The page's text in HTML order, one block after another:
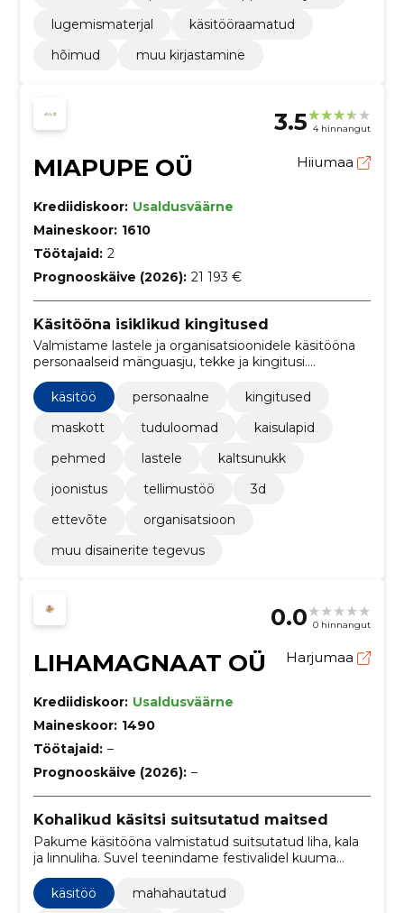
lugemismaterjal
käsitööraamatud
hõimud
muu kirjastamine
3.5 4 hinnangut
MIAPUPE OÜ Hiiumaa
Krediidiskoor: Usaldusväärne
Maineskoor: 1610
Töötajaid: 2
Prognooskäive (2026): 21 193 €
Käsitööna isiklikud kingitused
Valmistame lastele ja organisatsioonidele käsitööna
personaalseid mänguasju, tekke ja kingitusi.
Joonistusest või soovist sünnib ainulaadne meene.
käsitöö
personaalne
kingitused
maskott
tuduloomad
kaisulapid
pehmed
lastele
kaltsunukk
joonistus
tellimustöö
3d
ettevõte
organisatsioon
muu disainerite tegevus
0.0 0 hinnangut
LIHAMAGNAAT OÜ Harjumaa
Krediidiskoor: Usaldusväärne
Maineskoor: 1490
Töötajaid: –
Prognooskäive (2026): –
Kohalikud käsitsi suitsutatud maitsed
Pakume käsitööna valmistatud suitsutatud liha, kala
ja linnuliha. Suvel teenindame festivalidel kuuma
BBQ-t ning pakume hooajalisi kinkekarpe.
käsitöö
mahahautatud